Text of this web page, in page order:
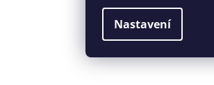
Nastavení